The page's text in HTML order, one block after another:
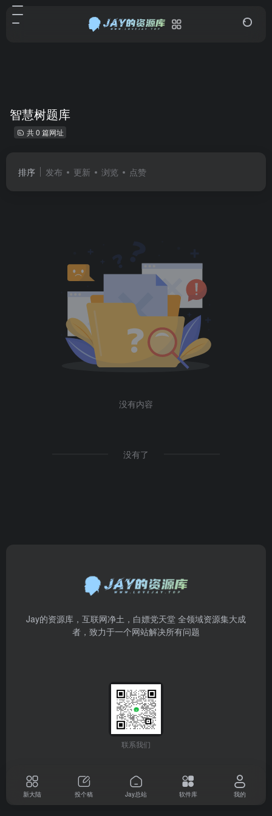
智慧树题库
共 0 篇网址
排序 发布 更新 浏览 点赞
没有内容
没有了
Jay的资源库，互联网净土，白嫖党天堂 全领域资源集大成
者，致力于一个网站解决所有问题
联系我们
新大陆 投个稿 Jay总站 软件库 我的